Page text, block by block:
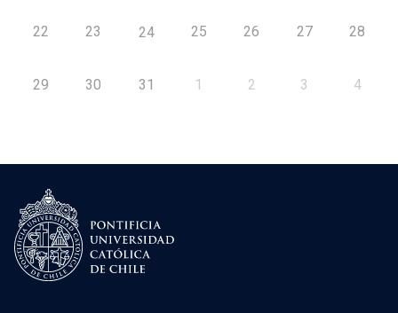
22 23 24 25 26 27 28
29 30 31 1 2 3 4